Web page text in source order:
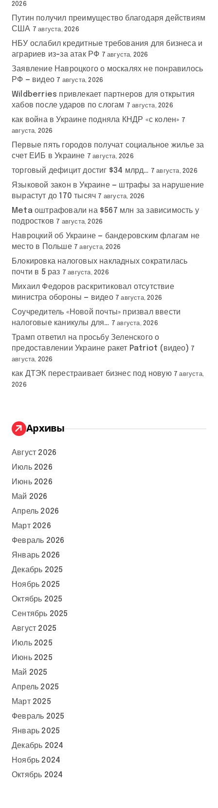
2026
Путин получил преимущество благодаря действиям
США 7 августа, 2026
НБУ ослабил кредитные требования для бизнеса и
аграриев из-за атак РФ 7 августа, 2026
Заявление Навроцкого о москалях не понравилось
РФ — видео 7 августа, 2026
Wildberries привлекает партнеров для открытия
хабов после ударов по слогам
7 августа, 2026
как война в Украине подняла КНДР «с колен» 7
августа, 2026
Первые пять городов получат социальное жилье за
счет ЕИБ в Украине 7 августа, 2026
торговый дефицит достиг $34 млрд… 7 августа, 2026
Языковой закон в Украине — штрафы за нарушение
вырастут до 170 тысяч 7 августа, 2026
Meta оштрафовали на $567 млн за зависимость у
подростков 7 августа, 2026
Навроцкий об Украине — бандеровским флагам не
место в Польше 7 августа, 2026
Блокировка налоговых накладных сократилась
почти в 5 раз 7 августа, 2026
Михаил Федоров раскритиковал отсутствие
министра обороны — видео 7 августа, 2026
Соучредитель «Новой почты» призвал ввести
налоговые каникулы для…
7 августа, 2026
Трамп ответил на просьбу Зеленского о
предоставлении Украине ракет Patriot (видео) 7
августа, 2026
как ДТЭК перестраивает бизнес под новую 7 августа,
2026
Архивы
Август 2026
Июль 2026
Июнь 2026
Май 2026
Апрель 2026
Март 2026
Февраль 2026
Январь 2026
Декабрь 2025
Ноябрь 2025
Октябрь 2025
Сентябрь 2025
Август 2025
Июль 2025
Июнь 2025
Май 2025
Апрель 2025
Март 2025
Февраль 2025
Январь 2025
Декабрь 2024
Ноябрь 2024
Октябрь 2024